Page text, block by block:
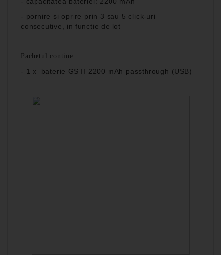
- capacitatea bateriei: 2200 mAh
- pornire si oprire prin 3 sau 5 click-uri
consecutive, in functie de lot
Pachetul contine:
- 1 x baterie GS II 2200 mAh passthrough (USB)